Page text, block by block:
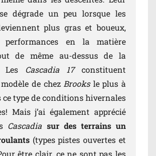
dégrade un peu lorsque les
plus gras et boueux,
performances en la matière
de même au-dessus de la
Les Cascadia 17constituent
de chez Brooks le plus à
ce type de conditions hivernales
Mais j’ai également apprécié
Cascadia sur des terrains un
(types pistes ouvertes et
être clair, ce ne sont pas les